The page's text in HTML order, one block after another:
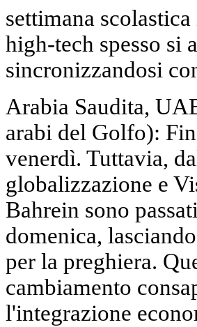
settimana
high-tech spesso si
sincronizzandosi
Arabia Saudita,
arabi del Golfo):
venerdì. Tuttavia,
globalizzazione e
Bahrein sono
domenica,
per la preghiera.
cambiamento
l'integrazione